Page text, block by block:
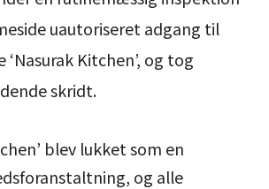
uautoriseret adgang til
Kitchen’, og tog
skridt.
blev lukket som en
og alle